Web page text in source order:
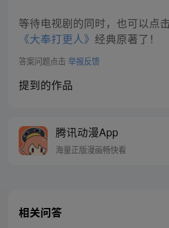
等待电视剧的同时，也可以点
《大奉打更人》 经典原著了！
答案问题点击 举报反馈
提到的作品
腾讯动漫App
海量正版漫画畅快看
相关问答